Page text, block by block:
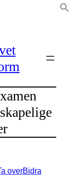
overBidra